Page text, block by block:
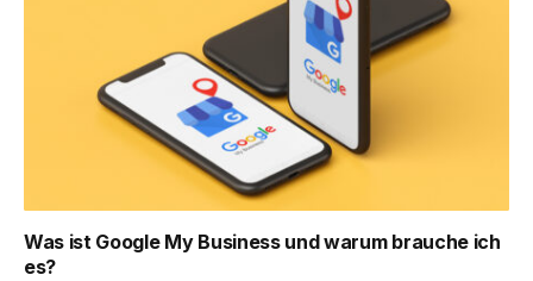
Was ist Google My Business und warum brauche ich
es?